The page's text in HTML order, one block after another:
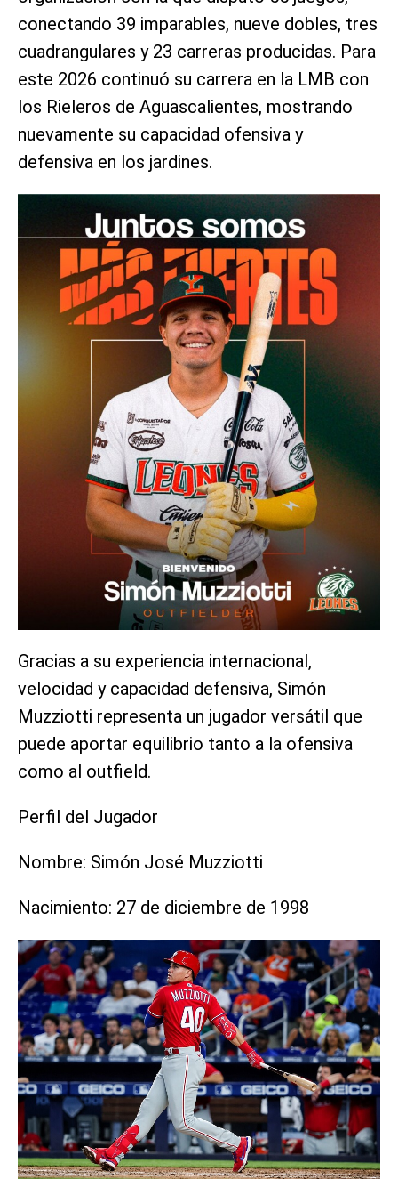
conectando 39 imparables, nueve dobles, tres
cuadrangulares y 23 carreras producidas. Para
este 2026 continuó su carrera en la LMB con
los Rieleros de Aguascalientes, mostrando
nuevamente su capacidad ofensiva y
defensiva en los jardines.
Gracias a su experiencia internacional,
velocidad y capacidad defensiva, Simón
Muzziotti representa un jugador versátil que
puede aportar equilibrio tanto a la ofensiva
como al outfield.
Perfil del Jugador
Nombre: Simón José Muzziotti
Nacimiento: 27 de diciembre de 1998